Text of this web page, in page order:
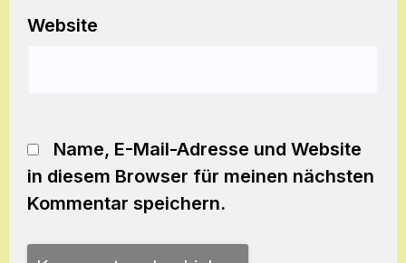
Website
Name, E-Mail-Adresse und Website
in diesem Browser für meinen nächsten
Kommentar speichern.